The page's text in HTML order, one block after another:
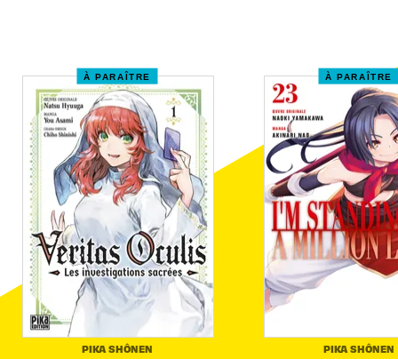
À PARAÎTRE
PIKA SHÔNEN
À PARAÎTRE
PIKA SHÔNEN